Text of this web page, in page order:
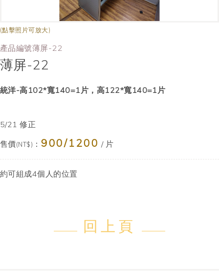
(點擊照片可放大)
產品編號薄屏-22
薄屏-22
統洋-高102*寬140=1片，高122*寬140=1片
5/21 修正
售價(NT$) ： 900/1200 / 片
約可組成4個人的位置
回上頁